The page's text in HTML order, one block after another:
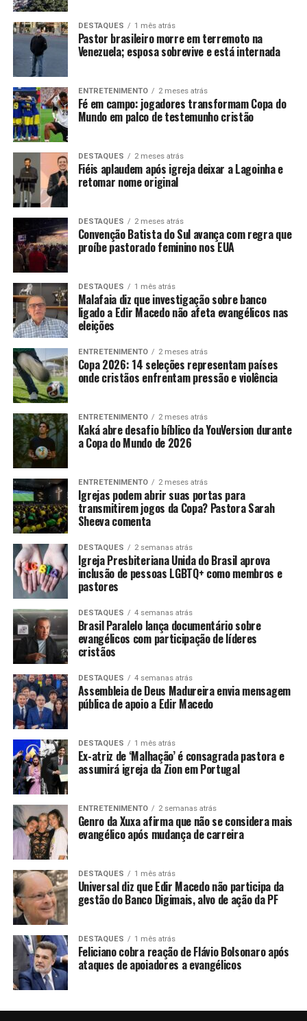
DESTAQUES 1 mês atrás
Pastor brasileiro morre em terremoto na
Venezuela; esposa sobrevive e está internada
ENTRETENIMENTO 2 meses atrás
Fé em campo: jogadores transformam Copa do
Mundo em palco de testemunho cristão
DESTAQUES 2 meses atrás
Fiéis aplaudem após igreja deixar a Lagoinha e
retomar nome original
DESTAQUES 2 meses atrás
Convenção Batista do Sul avança com regra que
proíbe pastorado feminino nos EUA
DESTAQUES 1 mês atrás
Malafaia diz que investigação sobre banco
ligado a Edir Macedo não afeta evangélicos nas
eleições
ENTRETENIMENTO 2 meses atrás
Copa 2026: 14 seleções representam países
onde cristãos enfrentam pressão e violência
ENTRETENIMENTO 2 meses atrás
Kaká abre desafio bíblico da YouVersion durante
a Copa do Mundo de 2026
ENTRETENIMENTO 2 meses atrás
Igrejas podem abrir suas portas para
transmitirem jogos da Copa? Pastora Sarah
Sheeva comenta
DESTAQUES 2 semanas atrás
Igreja Presbiteriana Unida do Brasil aprova
inclusão de pessoas LGBTQ+ como membros e
pastores
DESTAQUES 4 semanas atrás
Brasil Paralelo lança documentário sobre
evangélicos com participação de líderes
cristãos
DESTAQUES 4 semanas atrás
Assembleia de Deus Madureira envia mensagem
pública de apoio a Edir Macedo
DESTAQUES 1 mês atrás
Ex-atriz de ‘Malhação’ é consagrada pastora e
assumirá igreja da Zion em Portugal
ENTRETENIMENTO 2 semanas atrás
Genro da Xuxa afirma que não se considera mais
evangélico após mudança de carreira
DESTAQUES 1 mês atrás
Universal diz que Edir Macedo não participa da
gestão do Banco Digimais, alvo de ação da PF
DESTAQUES 1 mês atrás
Feliciano cobra reação de Flávio Bolsonaro após
ataques de apoiadores a evangélicos